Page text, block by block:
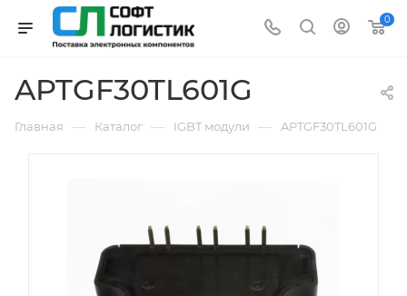
0
APTGF30TL601G
Главная — Каталог — IGBT модули — APTGF30TL601G